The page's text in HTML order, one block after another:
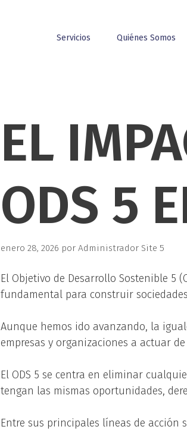
Servicios Quiénes Somos
EL
ODS 5
enero 28, 2026 por Administrador Site 5
El Objetivo de Desarrollo Sostenible 5
fundamental para construir
Aunque hemos ido avanzando, la
empresas y organizaciones a actuar
El ODS 5 se centra en eliminar
tengan las mismas oportunidades,
Entre sus principales líneas de acción